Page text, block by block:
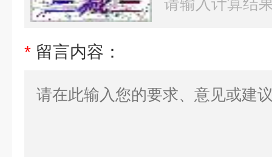
* 留言内容：